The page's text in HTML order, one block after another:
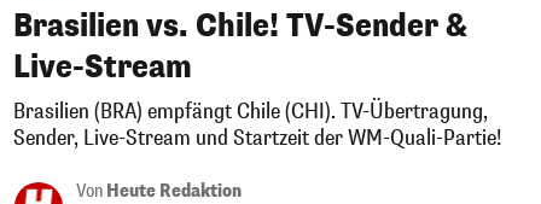
Brasilien vs. Chile! TV-Sender &
Live-Stream
Brasilien (BRA) empfängt Chile (CHI). TV-Übertragung,
Sender, Live-Stream und Startzeit der WM-Quali-Partie!
Von Heute Redaktion